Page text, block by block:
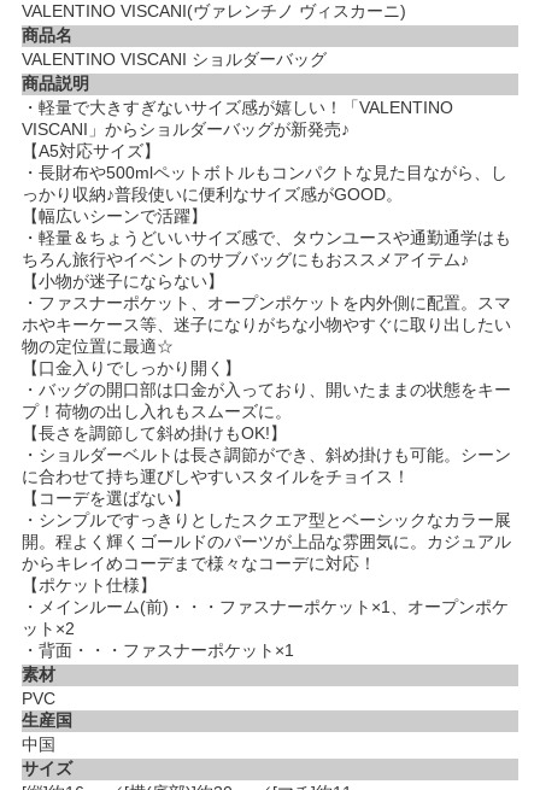
VALENTINO VISCANI(ヴァレンチノ ヴィスカーニ)
商品名
VALENTINO VISCANI ショルダーバッグ
商品説明
・軽量で大きすぎないサイズ感が嬉しい！「VALENTINO
VISCANI」からショルダーバッグが新発売♪
【A5対応サイズ】
・長財布や500mlペットボトルもコンパクトな見た目ながら、し
っかり収納♪普段使いに便利なサイズ感がGOOD。
【幅広いシーンで活躍】
・軽量＆ちょうどいいサイズ感で、タウンユースや通勤通学はも
ちろん旅行やイベントのサブバッグにもおススメアイテム♪
【小物が迷子にならない】
・ファスナーポケット、オープンポケットを内外側に配置。スマ
ホやキーケース等、迷子になりがちな小物やすぐに取り出したい
物の定位置に最適☆
【口金入りでしっかり開く】
・バッグの開口部は口金が入っており、開いたままの状態をキー
プ！荷物の出し入れもスムーズに。
【長さを調節して斜め掛けもOK!】
・ショルダーベルトは長さ調節ができ、斜め掛けも可能。シーン
に合わせて持ち運びしやすいスタイルをチョイス！
【コーデを選ばない】
・シンプルですっきりとしたスクエア型とベーシックなカラー展
開。程よく輝くゴールドのパーツが上品な雰囲気に。カジュアル
からキレイめコーデまで様々なコーデに対応！
【ポケット仕様】
・メインルーム(前)・・・ファスナーポケット×1、オープンポケ
ット×2
・背面・・・ファスナーポケット×1
素材
PVC
生産国
中国
サイズ